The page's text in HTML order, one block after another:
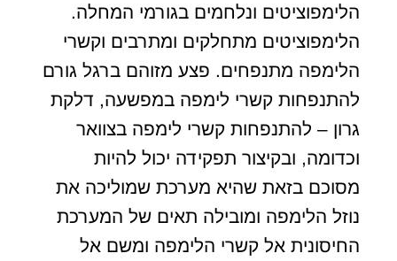
הלימפוציטים ונלחמים בגורמי המחלה.
הלימפוציטים מתחלקים ומתרבים וקשרי
הלימפה מתנפחים. פצע מזוהם ברגל גורם
להתנפחות קשרי לימפה במפשעה, דלקת
גרון – להתנפחות קשרי לימפה בצוואר
וכדומה, ובקיצור תפקידה יכול להיות
מסוכם בזאת שהיא מערכת שמוליכה את
נוזל הלימפה ומובילה תאים של המערכת
החיסונית אל קשרי הלימפה ומשם אל